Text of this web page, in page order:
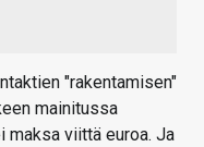
"rakentamisen"
mainitussa
maksa viittä euroa. Ja